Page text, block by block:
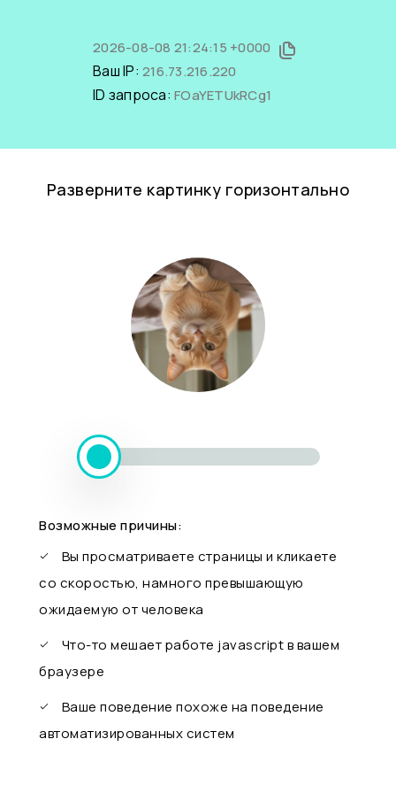
2026-08-08 21:24:15 +0000
Ваш IP: 216.73.216.220
ID запроса: FOaYETUkRCg1
Разверните картинку горизонтально
Возможные причины:
Вы просматриваете страницы и кликаете
со скоростью, намного превышающую
ожидаемую от человека
Что-то мешает работе javascript в вашем
браузере
Ваше поведение похоже на поведение
автоматизированных систем